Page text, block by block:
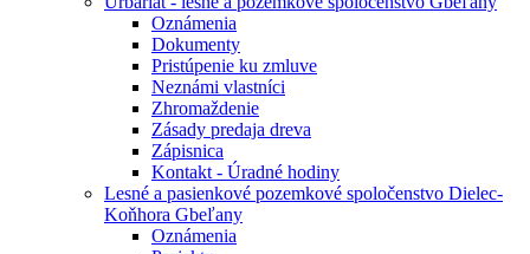
Oznámenia
Dokumenty
Pristúpenie ku zmluve
Neznámi vlastníci
Zhromaždenie
Zásady predaja dreva
Zápisnica
Kontakt - Úradné hodiny
Lesné a pasienkové pozemkové spoločenstvo Dielec-
Koňhora Gbeľany
Oznámenia